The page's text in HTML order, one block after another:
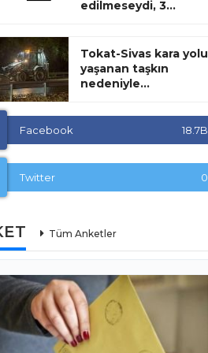
edilmeseydi, 3...
Tokat-Sivas kara yolu
yaşanan taşkın
nedeniyle...
Facebook 18.7B
Twitter 0
Tüm Anketler